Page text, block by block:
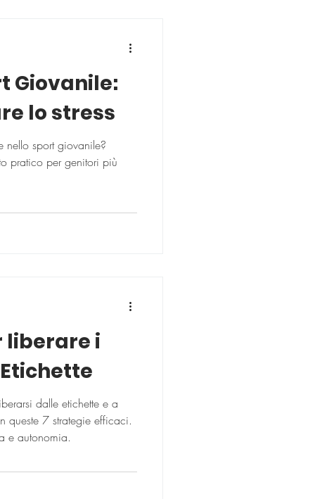
Giovanile:
lo stress
nello sport giovanile?
pratico per genitori più
liberare i
dalle etichette e a
queste 7 strategie efficaci.
e autonomia.